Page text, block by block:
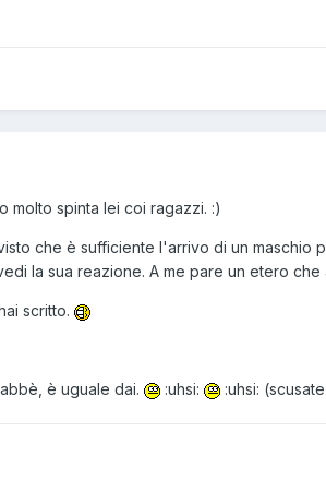
molto spinta lei coi ragazzi. :)
che è sufficiente l'arrivo di un maschio
la sua reazione. A me pare un etero che
scritto.
è uguale dai. :uhsi: :uhsi: